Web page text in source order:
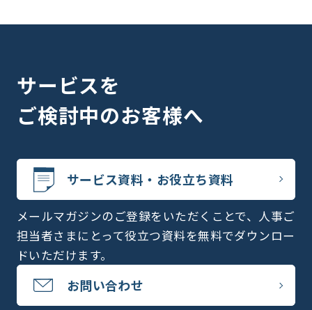
サービスを
ご検討中のお客様へ
サービス資料・お役立ち資料
メールマガジンのご登録をいただくことで、人事ご
担当者さまにとって役立つ資料を無料でダウンロー
ドいただけます。
お問い合わせ